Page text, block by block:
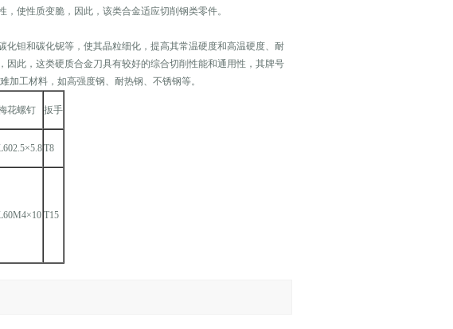
使性质变脆，因此，该类合金适应切削钢类零件。
钽和碳化铌等，使其晶粒细化，提高其常温硬度和高温硬度、耐
因此，这类硬质合金刀具有较好的综合切削性能和通用性，其牌号
加工材料，如高强度钢、耐热钢、不锈钢等。
花螺钉
扳手
T8
T15